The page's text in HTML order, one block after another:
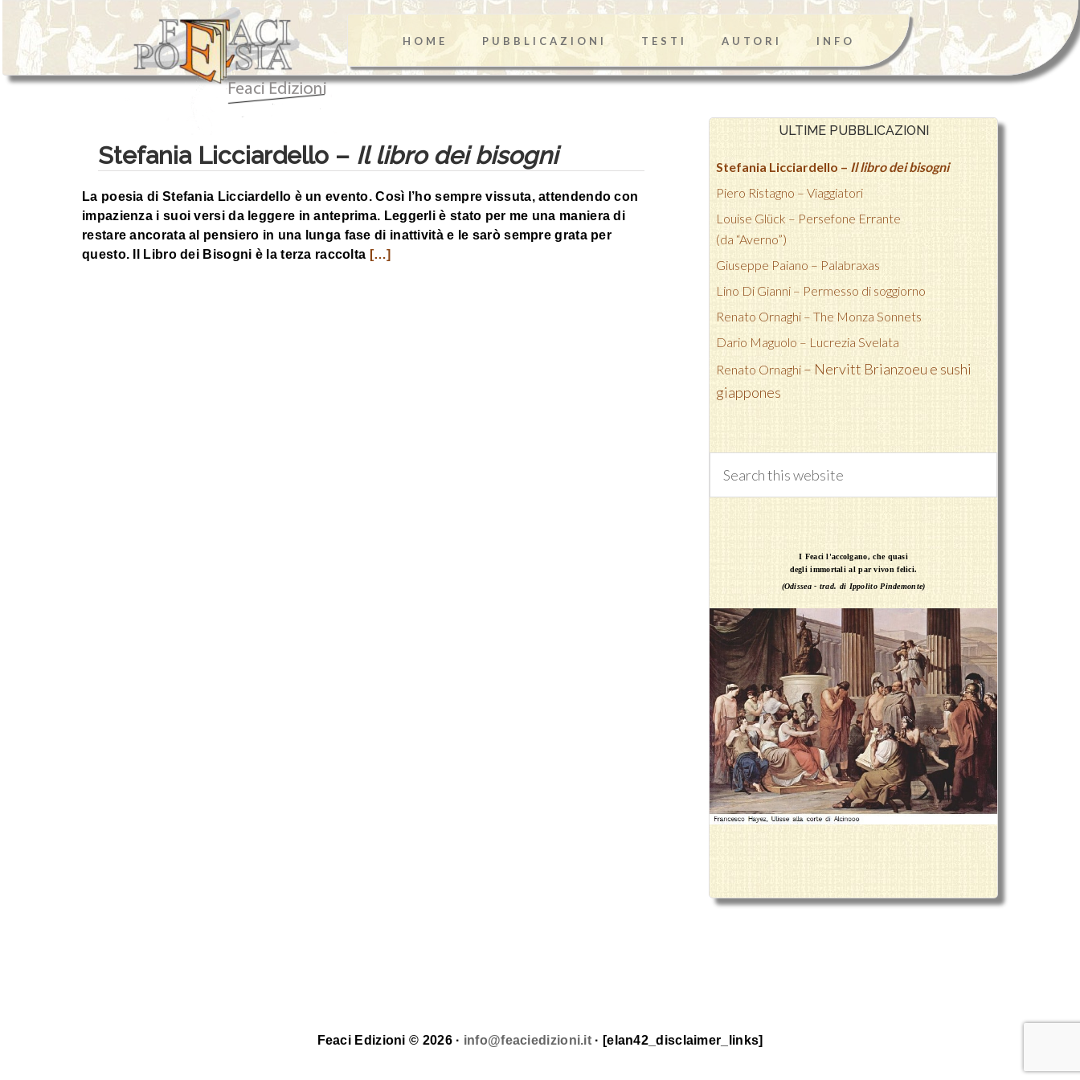
HOME PUBBLICAZIONI TESTI AUTORI INFO
Stefania Licciardello – Il libro dei bisogni
La poesia di Stefania Licciardello è un evento. Così l’ho sempre vissuta, attendendo con
impazienza i suoi versi da leggere in anteprima. Leggerli è stato per me una maniera di
restare ancorata al pensiero in una lunga fase di inattività e le sarò sempre grata per
questo. Il Libro dei Bisogni è la terza raccolta […]
ULTIME PUBBLICAZIONI
Stefania Licciardello – Il libro dei bisogni
Piero Ristagno – Viaggiatori
Louise Glück – Persefone Errante
(da “Averno”)
Giuseppe Paiano – Palabraxas
Lino Di Gianni – Permesso di soggiorno
Renato Ornaghi – The Monza Sonnets
Dario Maguolo – Lucrezia Svelata
Renato Ornaghi – Nervitt Brianzoeu e sushi
giappones
I Feaci l'accolgano, che quasi
degli immortali al par vivon felici.
(Odissea - trad. di Ippolito Pindemonte)
Feaci Edizioni © 2026 · info@feaciedizioni.it · [elan42_disclaimer_links]